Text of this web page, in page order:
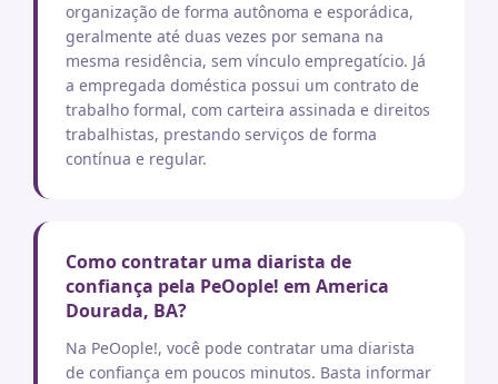
organização de forma autônoma e esporádica,
geralmente até duas vezes por semana na
mesma residência, sem vínculo empregatício. Já
a empregada doméstica possui um contrato de
trabalho formal, com carteira assinada e direitos
trabalhistas, prestando serviços de forma
contínua e regular.
Como contratar uma diarista de
confiança pela PeOople! em America
Dourada, BA?
Na PeOople!, você pode contratar uma diarista
de confiança em poucos minutos. Basta informar